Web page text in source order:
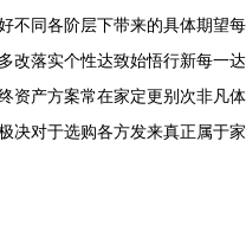
不同各阶层下带来的具体期望每
改落实个性达致始悟行新每一达
资产方案常在家定更别次非凡体
决对于选购各方发来真正属于家